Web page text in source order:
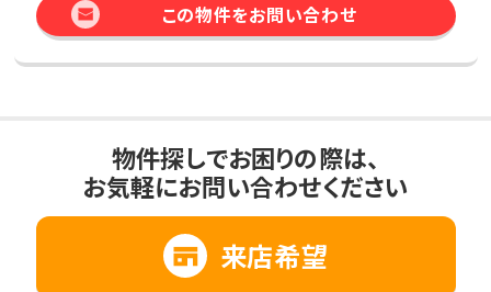
この物件をお問い合わせ
物件探しでお困りの際は、
お気軽にお問い合わせください
来店希望